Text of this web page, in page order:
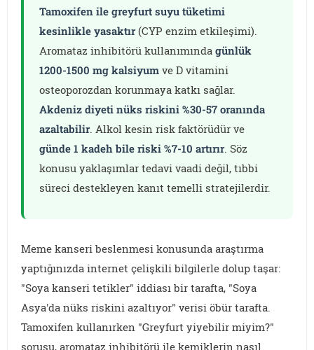
Tamoxifen ile greyfurt suyu tüketimi
kesinlikle yasaktır(CYP enzim etkileşimi).
Aromataz inhibitörü kullanımındagünlük
1200-1500 mg kalsiyum ve D vitamini
osteoporozdan korunmaya katkı sağlar.
Akdeniz diyeti nüks riskini %30-57 oranında
azaltabilir. Alkol kesin risk faktörüdür ve
günde 1 kadeh bile riski %7-10 artırır. Söz
konusu yaklaşımlar tedavi vaadi değil, tıbbi
süreci destekleyen kanıt temelli stratejilerdir.
Meme kanseri beslenmesi konusunda araştırma
yaptığınızda internet çelişkili bilgilerle dolup taşar:
"Soya kanseri tetikler" iddiası bir tarafta, "Soya
Asya'da nüks riskini azaltıyor" verisi öbür tarafta.
Tamoxifen kullanırken "Greyfurt yiyebilir miyim?"
sorusu, aromataz inhibitörü ile kemiklerin nasıl